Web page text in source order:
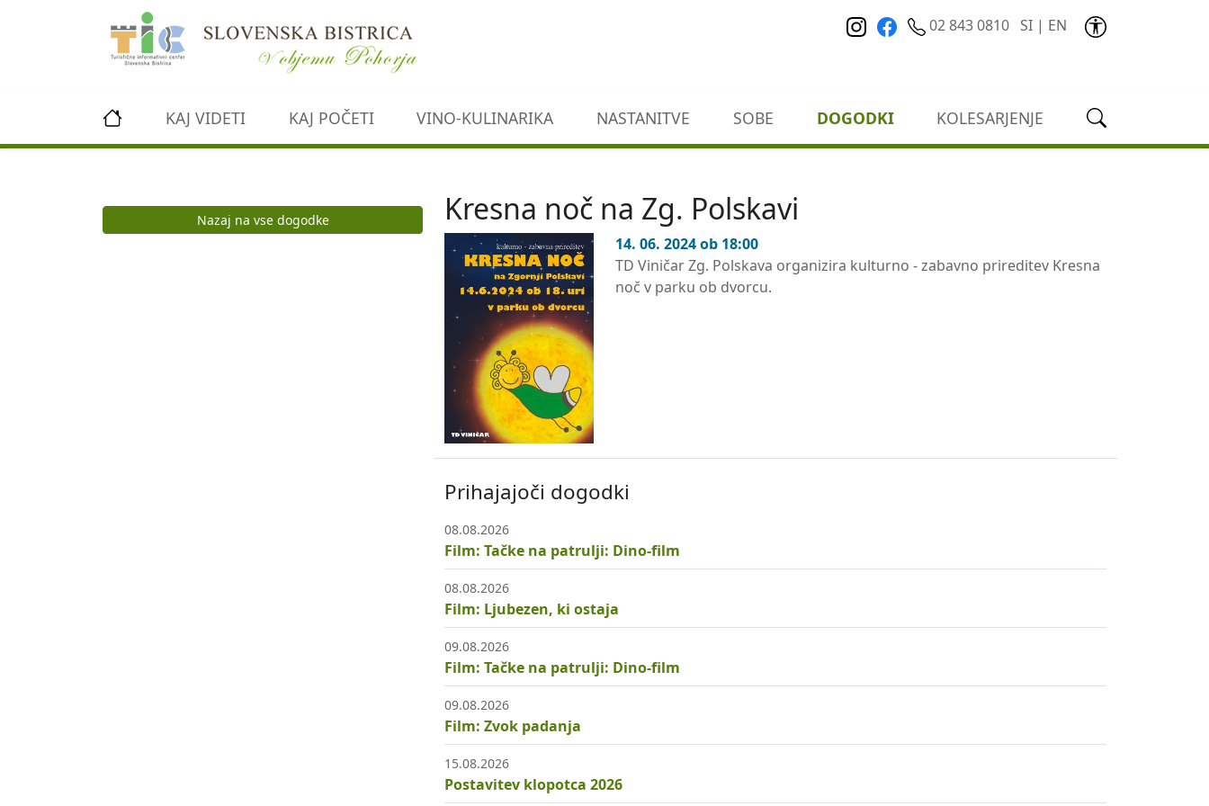
02 843 0810 SI | EN
KAJ VIDETI KAJ POČETI VINO-KULINARIKA NASTANITVE SOBE DOGODKI KOLESARJENJE
Nazaj na vse dogodke Kresna noč na Zg. Polskavi
14. 06. 2024 ob 18:00
TD Viničar Zg. Polskava organizira kulturno - zabavno prireditev Kresna
noč v parku ob dvorcu.
Prihajajoči dogodki
08.08.2026
Film: Tačke na patrulji: Dino-film
08.08.2026
Film: Ljubezen, ki ostaja
09.08.2026
Film: Tačke na patrulji: Dino-film
09.08.2026
Film: Zvok padanja
15.08.2026
Postavitev klopotca 2026